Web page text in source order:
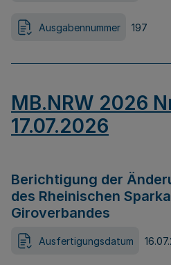
Ausgabennummer 197
MB.NRW 2026
17.07.2026
Berichtigung der
des Rheinischen
Giroverbandes
Ausfertigungsdatum